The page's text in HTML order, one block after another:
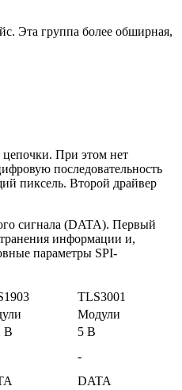
Эта группа более обширная,
цепочки. При этом нет
последовательность
пиксель. Второй драйвер
сигнала (DATA). Первый
информации и,
параметры SPI-
TLS3001
Модули
В
5 В
-
DATA